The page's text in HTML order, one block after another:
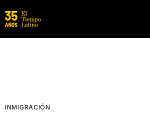
INMIGRACIÓN